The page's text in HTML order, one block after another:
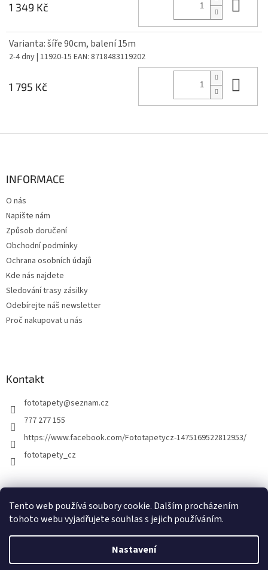
Tento web používá soubory cookie. Dalším procházením
tohoto webu vyjadřujete souhlas s jejich používáním.
Nastavení
1 349 Kč
Varianta: šíře 90cm, balení 15m
2-4 dny| 11920-15 EAN: 8718483119202
1 795 Kč
INFORMACE
O nás
Napište nám
Způsob doručení
Obchodní podmínky
Ochrana osobních údajů
Kde nás najdete
Sledování trasy zásilky
Odebírejte náš newsletter
Proč nakupovat u nás
Kontakt
fototapety@seznam.cz
777 277 155
https://www.facebook.com/Fototapetycz-1475169522812953/
fototapety_cz
Vytvořil Shoptet